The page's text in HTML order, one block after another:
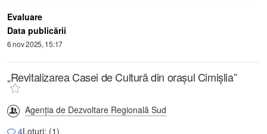
Evaluare
Data publicării
6 nov 2025, 15:17
„Revitalizarea Casei de Cultură din orașul Cimișlia”
Agenția de Dezvoltare Regională Sud
4Loturi: (1)